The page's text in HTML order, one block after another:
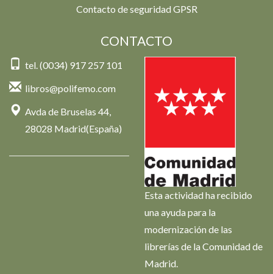
Contacto de seguridad GPSR
CONTACTO
tel. (0034) 917 257 101
libros@polifemo.com
Avda de Bruselas 44,
28028 Madrid(España)
Esta actividad ha recibido
una ayuda para la
modernización de las
librerías de la Comunidad de
Madrid.